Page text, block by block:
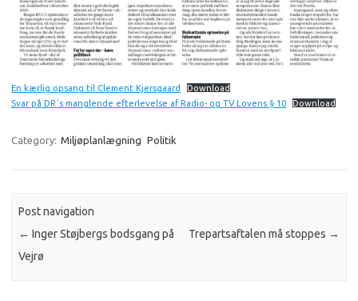
En kærlig opsang til Clement Kjersgaard
Download
Svar på DR´s manglende efterlevelse af Radio- og TV Lovens § 10
Download
Category: Miljøplanlægning Politik
Post navigation
← Inger Støjbergs bodsgang på
Vejrø
Trepartsaftalen må stoppes →